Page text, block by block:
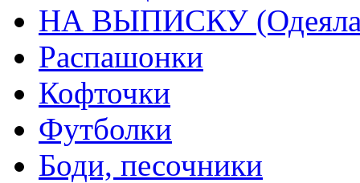
НА ВЫПИСКУ (Одеяла,
Распашонки
Кофточки
Футболки
Боди, песочники